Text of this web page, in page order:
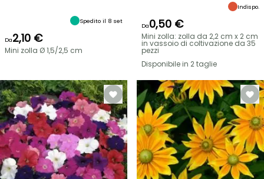
Spedito il 8 set
Da2,10 €
Mini zolla Ø 1,5/2,5 cm
Indispo.
Da0,50 €
Mini zolla: zolla da 2,2 cm x 2 cm
in vassoio di coltivazione da 35
pezzi
Disponibile in 2 taglie